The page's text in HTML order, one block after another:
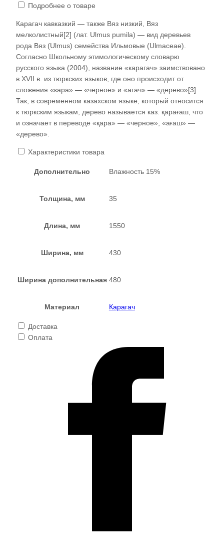
Подробнее о товаре
Карагач кавказкий — также Вяз низкий, Вяз
мелколистный[2] (лат. Ulmus pumila) — вид деревьев
рода Вяз (Ulmus) семейства Ильмовые (Ulmaceae).
Согласно Школьному этимологическому словарю
русского языка (2004), название «карагач» заимствовано
в XVII в. из тюркских языков, где оно происходит от
сложения «кара» — «черное» и «агач» — «дерево»[3].
Так, в современном казахском языке, который относится
к тюркским языкам, дерево называется каз. қарағаш, что
и означает в переводе «қара» — «черное», «ағаш» —
«дерево».
Характеристики товара
Дополнительно Влажность 15%
Толщина, мм 35
Длина, мм 1550
Ширина, мм 430
Ширина дополнительная 480
Материал Карагач
Доставка
Оплата